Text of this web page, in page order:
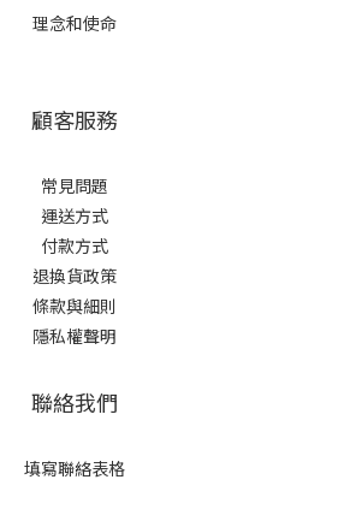
理念和使命
顧客服務
常見問題
運送方式
付款方式
退換貨政策
條款與細則
隱私權聲明
聯絡我們
填寫聯絡表格